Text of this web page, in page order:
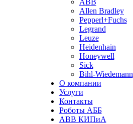
ABB
Allen Bradley
Pepperl+Fuchs
Legrand
Leuze
Heidenhain
Honeywell
Sick
Bihl-Wiedemann
О компании
Услуги
Контакты
Роботы АББ
ABB КИПиА